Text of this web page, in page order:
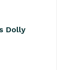
Dolly